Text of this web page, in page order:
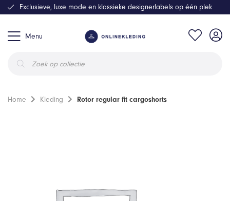
Menu
zoeken
Exclusieve, luxe mode en klassieke designerlabels op één plek
Home Kleding Rotor regular fit cargoshorts